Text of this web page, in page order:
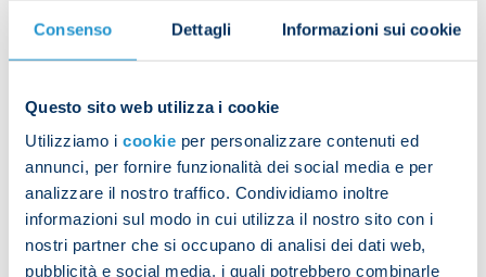
Consenso Dettagli Informazioni sui cookie
Questo sito web utilizza i cookie
Utilizziamo i cookie per personalizzare contenuti ed
annunci, per fornire funzionalità dei social media e per
analizzare il nostro traffico. Condividiamo inoltre
informazioni sul modo in cui utilizza il nostro sito con i
nostri partner che si occupano di analisi dei dati web,
pubblicità e social media, i quali potrebbero combinarle
in Italy’s 2-1 victory over Ukraine at San Siro on
Tuesday evening in their Euro 2024 qualifier. Di
Raspadori was replaced on 71 minutes. Alex Meret
was an unused substitute.